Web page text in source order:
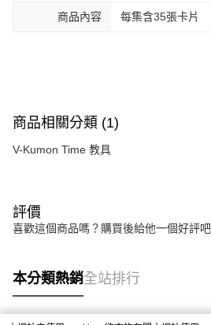
商品內容 每集含35張卡片
商品相關分類 (1)
V-Kumon Time 教具
評價
喜歡這個商品嗎？購買後給他一個好評吧
本分類熱銷全站排行